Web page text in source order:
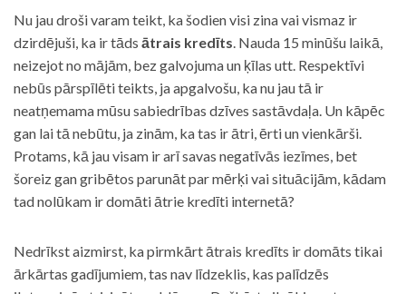
Nu jau droši varam teikt, ka šodien visi zina vai vismaz ir
dzirdējuši, ka ir tāds ātrais kredīts. Nauda 15 minūšu laikā,
neizejot no mājām, bez galvojuma un ķīlas utt. Respektīvi
nebūs pārspīlēti teikts, ja apgalvošu, ka nu jau tā ir
neatņemama mūsu sabiedrības dzīves sastāvdaļa. Un kāpēc
gan lai tā nebūtu, ja zinām, ka tas ir ātri, ērti un vienkārši.
Protams, kā jau visam ir arī savas negatīvās iezīmes, bet
šoreiz gan gribētos parunāt par mērķi vai situācijām, kādam
tad nolūkam ir domāti ātrie kredīti internetā?
Nedrīkst aizmirst, ka pirmkārt ātrais kredīts ir domāts tikai
ārkārtas gadījumiem, tas nav līdzeklis, kas palīdzēs